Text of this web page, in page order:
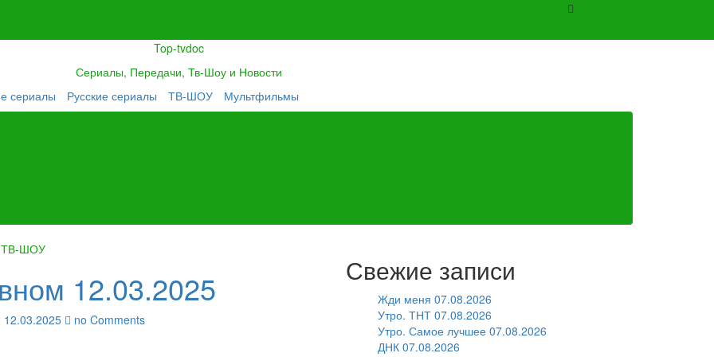
Top-tvdoc
Сериалы, Передачи, Тв-Шоу и Новости
сериалы Русские сериалы ТВ-ШОУ Мультфильмы
ТВ-ШОУ
12.03.2025
12.03.2025 no Comments
Свежие записи
Жди меня 07.08.2026
Утро. ТНТ 07.08.2026
Утро. Самое лучшее 07.08.2026
ДНК 07.08.2026